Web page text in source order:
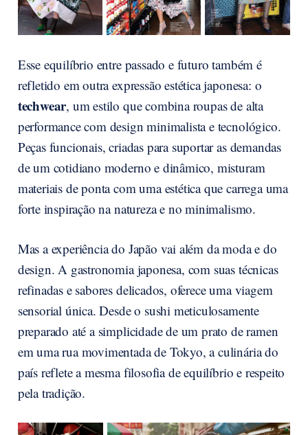
Esse equilíbrio entre passado e futuro também é
refletido em outra expressão estética japonesa: o
techwear, um estilo que combina roupas de alta
performance com design minimalista e tecnológico.
Peças funcionais, criadas para suportar as demandas
de um cotidiano moderno e dinâmico, misturam
materiais de ponta com uma estética que carrega uma
forte inspiração na natureza e no minimalismo.
Mas a experiência do Japão vai além da moda e do
design. A gastronomia japonesa, com suas técnicas
refinadas e sabores delicados, oferece uma viagem
sensorial única. Desde o sushi meticulosamente
preparado até a simplicidade de um prato de ramen
em uma rua movimentada de Tokyo, a culinária do
país reflete a mesma filosofia de equilíbrio e respeito
pela tradição.